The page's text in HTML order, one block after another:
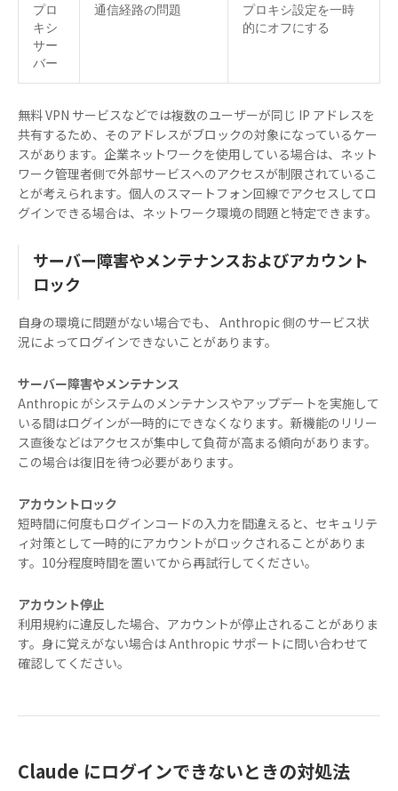
プロ
キシ
サー
バー
通信経路の問題
プロキシ設定を一時
的にオフにする
無料 VPN サービスなどでは複数のユーザーが同じ IP アドレスを
共有するため、そのアドレスがブロックの対象になっているケー
スがあります。企業ネットワークを使用している場合は、ネット
ワーク管理者側で外部サービスへのアクセスが制限されているこ
とが考えられます。個人のスマートフォン回線でアクセスしてロ
グインできる場合は、ネットワーク環境の問題と特定できます。
サーバー障害やメンテナンスおよびアカウント
ロック
自身の環境に問題がない場合でも、 Anthropic 側のサービス状
況によってログインできないことがあります。
サーバー障害やメンテナンス
Anthropic がシステムのメンテナンスやアップデートを実施して
いる間はログインが一時的にできなくなります。新機能のリリー
ス直後などはアクセスが集中して負荷が高まる傾向があります。
この場合は復旧を待つ必要があります。
アカウントロック
短時間に何度もログインコードの入力を間違えると、セキュリテ
ィ対策として一時的にアカウントがロックされることがありま
す。10分程度時間を置いてから再試行してください。
アカウント停止
利用規約に違反した場合、アカウントが停止されることがありま
す。身に覚えがない場合は Anthropic サポートに問い合わせて
確認してください。
Claude にログインできないときの対処法